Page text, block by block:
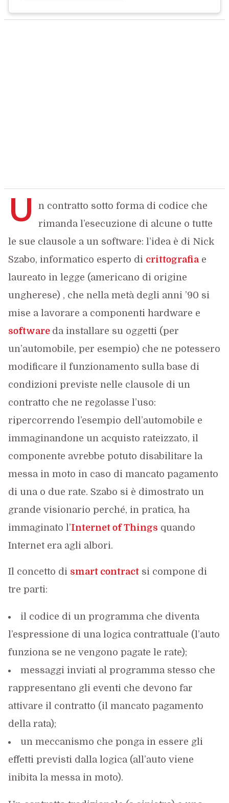
U
n contratto sotto forma di codice che
rimanda l’esecuzione di alcune o tutte
le sue clausole a un software: l’idea è di Nick
Szabo, informatico esperto di crittografiae
laureato in legge (americano di origine
ungherese) , che nella metà degli anni ’90 si
mise a lavorare a componenti hardware e
software da installare su oggetti (per
un’automobile, per esempio) che ne potessero
modificare il funzionamento sulla base di
condizioni previste nelle clausole di un
contratto che ne regolasse l’uso:
ripercorrendo l’esempio dell’automobile e
immaginandone un acquisto rateizzato, il
componente avrebbe potuto disabilitare la
messa in moto in caso di mancato pagamento
di una o due rate. Szabo si è dimostrato un
grande visionario perché, in pratica, ha
immaginato l’Internet of Things quando
Internet era agli albori.
Il concetto di smart contractsi compone di
tre parti:
il codice di un programma che diventa
l’espressione di una logica contrattuale (l’auto
funziona se ne vengono pagate le rate);
messaggi inviati al programma stesso che
rappresentano gli eventi che devono far
attivare il contratto (il mancato pagamento
della rata);
un meccanismo che ponga in essere gli
effetti previsti dalla logica (all’auto viene
inibita la messa in moto).